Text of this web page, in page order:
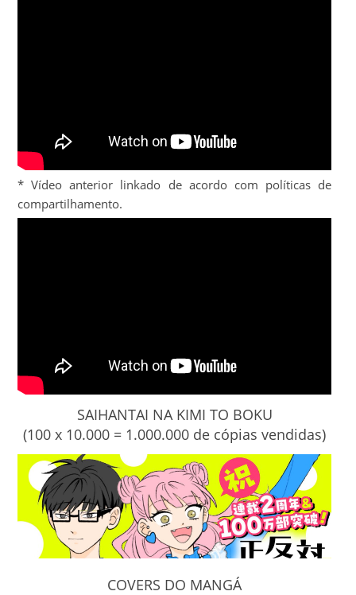
* Vídeo anterior linkado de acordo com políticas de
compartilhamento.
SAIHANTAI NA KIMI TO BOKU
(100 x 10.000 = 1.000.000 de cópias vendidas)
COVERS DO MANGÁ